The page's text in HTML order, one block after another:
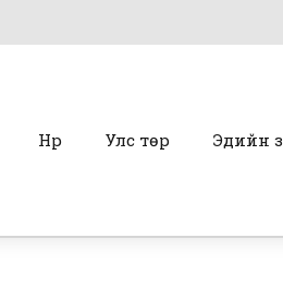
Нүүр Улс төр Эдийн